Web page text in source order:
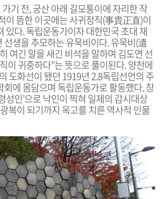
기 전, 궁산 아래 길모퉁이에 자리한 작
이 뜸한 이곳에는 사귀정직(事貴正直)이
있다. 독립운동가이자 대한민국 초대 재
선생을 추모하는 유묵비이다. 유묵비(遺
여긴 말을 새긴 비석을 말하며 김도연 선
이 귀중하다”는 뜻으로 풀이된다. 양천에
도화선이 됐던 1919년 2.8독립선언의 주
에 몸담으며 독립운동가로 활동했다. 창
성인’으로 낙인이 찍혀 일제의 감시대상
복이 되기까지 옥고를 치른 역사적 인물